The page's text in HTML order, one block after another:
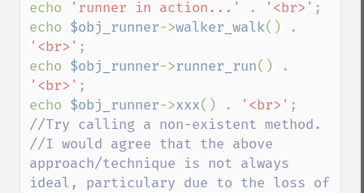
echo
'runner in action...' . '<br>' ;
echo $obj_runner->walker_walk
'<br>' ;
echo $obj_runner->runner_run
'<br>' ;
echo $obj_runner->xxx() . '<br>'
//Try calling a non-existent method.
//I would agree that the above
approach/technique is not always
ideal, particulary due to the loss of